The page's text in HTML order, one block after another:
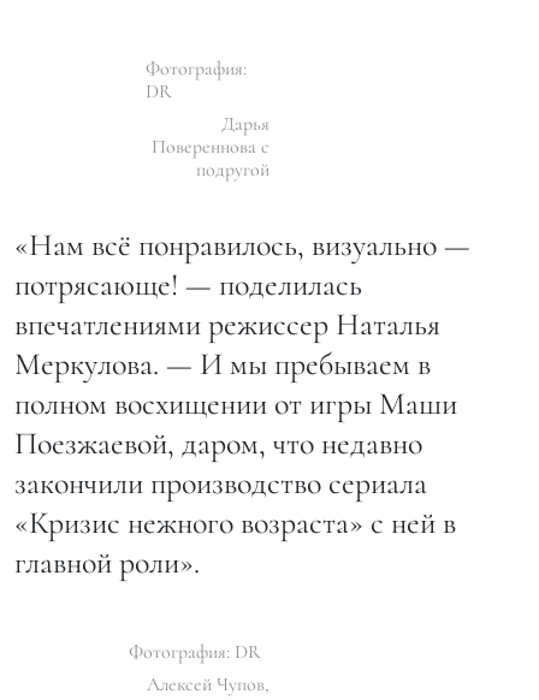
Фотография:
DR
Дарья
Повереннова с
подругой
«Нам всё понравилось, визуально —
потрясающе! — поделилась
впечатлениями режиссер Наталья
Меркулова. — И мы пребываем в
полном восхищении от игры Маши
Поезжаевой, даром, что недавно
закончили производство сериала
«Кризис нежного возраста» с ней в
главной роли».
Фотография: DR
Алексей Чупов,